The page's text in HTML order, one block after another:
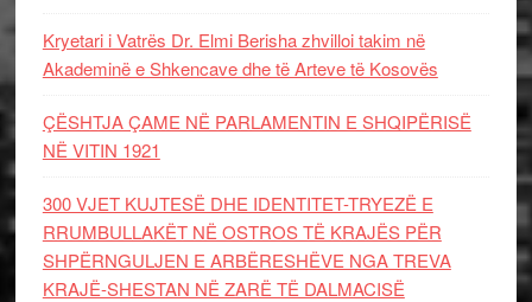
Kryetari i Vatrës Dr. Elmi Berisha zhvilloi takim në
Akademinë e Shkencave dhe të Arteve të Kosovës
ÇËSHTJA ÇAME NË PARLAMENTIN E SHQIPËRISË
NË VITIN 1921
300 VJET KUJTESË DHE IDENTITET-TRYEZË E
RRUMBULLAKËT NË OSTROS TË KRAJËS PËR
SHPËRNGULJEN E ARBËRESHËVE NGA TREVA
KRAJË-SHESTAN NË ZARË TË DALMACISË